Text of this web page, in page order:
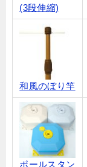
(3段伸縮)
和風のぼり竿
ポールスタン